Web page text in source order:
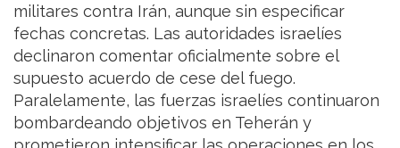
militares contra Irán, aunque sin especificar
fechas concretas. Las autoridades israelíes
declinaron comentar oficialmente sobre el
supuesto acuerdo de cese del fuego.
Paralelamente, las fuerzas israelíes continuaron
bombardeando objetivos en Teherán y